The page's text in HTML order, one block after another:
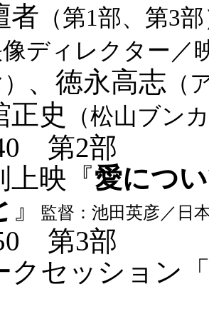
者 （第1部、第3
像ディレクター／
、徳永高志 （
正史 （松山ブン
第2部
上映『愛につ
』 監督：池田英彦／日
第3部
クセッション